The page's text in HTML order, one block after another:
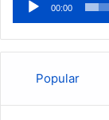
00:00
Popular